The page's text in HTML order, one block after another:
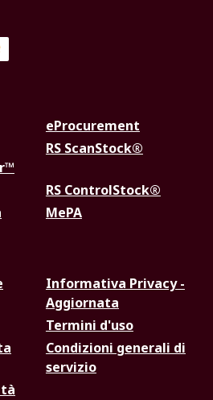
eProcurement
RS ScanStock®
RS ControlStock®
MePA
Informativa Privacy -
Aggiornata
Termini d'uso
Condizioni generali di
servizio